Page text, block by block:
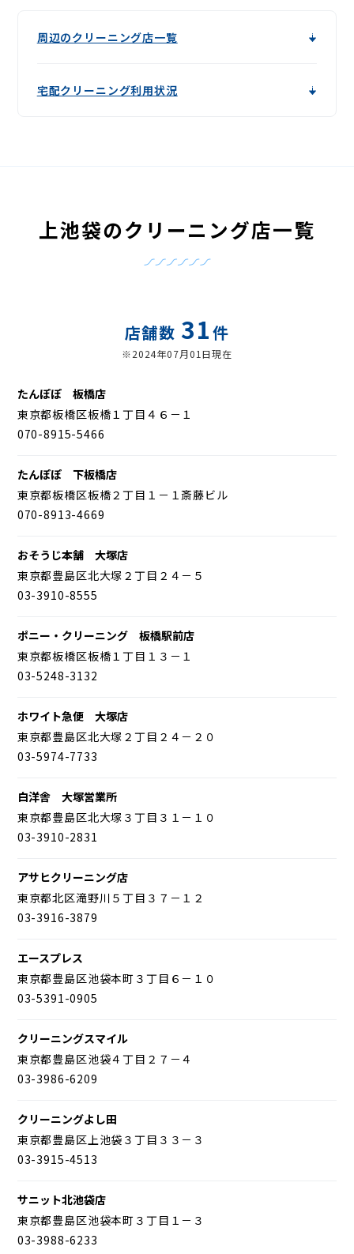
周辺のクリーニング店一覧
宅配クリーニング利用状況
上池袋のクリーニング店一覧
店舗数 31件
※2024年07月01日現在
たんぽぽ 板橋店
東京都板橋区板橋１丁目４６－１
070-8915-5466
たんぽぽ 下板橋店
東京都板橋区板橋２丁目１－１斎藤ビル
070-8913-4669
おそうじ本舗 大塚店
東京都豊島区北大塚２丁目２４－５
03-3910-8555
ポニー・クリーニング 板橋駅前店
東京都板橋区板橋１丁目１３－１
03-5248-3132
ホワイト急便 大塚店
東京都豊島区北大塚２丁目２４－２０
03-5974-7733
白洋舎 大塚営業所
東京都豊島区北大塚３丁目３１－１０
03-3910-2831
アサヒクリーニング店
東京都北区滝野川５丁目３７－１２
03-3916-3879
エースプレス
東京都豊島区池袋本町３丁目６－１０
03-5391-0905
クリーニングスマイル
東京都豊島区池袋４丁目２７－４
03-3986-6209
クリーニングよし田
東京都豊島区上池袋３丁目３３－３
03-3915-4513
サニット北池袋店
東京都豊島区池袋本町３丁目１－３
03-3988-6233